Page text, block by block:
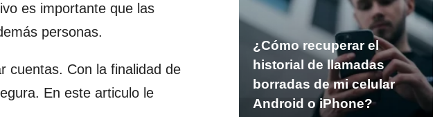
es importante que las
personas.
cuentas. Con la finalidad de
En este articulo le
¿Cómo recuperar el
historial de llamadas
borradas de mi celular
Android o iPhone?